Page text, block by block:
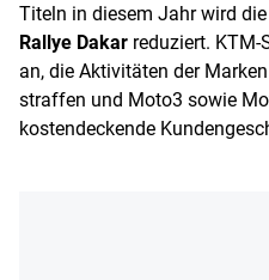
Titeln in diesem Jahr wird
Rallye Dakar reduziert.
an, die Aktivitäten der Marken
straffen und Moto3 sowie
kostendeckende